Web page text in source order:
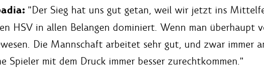
"Der Sieg hat uns gut getan, weil wir jetzt ins
HSV in allen Belangen dominiert. Wenn man überhaupt
Die Mannschaft arbeitet sehr gut, und zwar immer
Spieler mit dem Druck immer besser zurechtkommen."